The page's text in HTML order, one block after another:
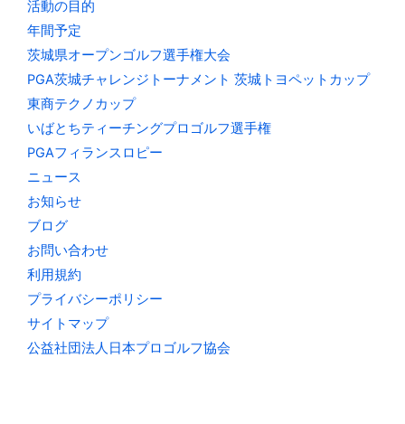
活動の目的
年間予定
茨城県オープンゴルフ選手権大会
PGA茨城チャレンジトーナメント 茨城トヨペットカップ
東商テクノカップ
いばとちティーチングプロゴルフ選手権
PGAフィランスロピー
ニュース
お知らせ
ブログ
お問い合わせ
利用規約
プライバシーポリシー
サイトマップ
公益社団法人日本プロゴルフ協会